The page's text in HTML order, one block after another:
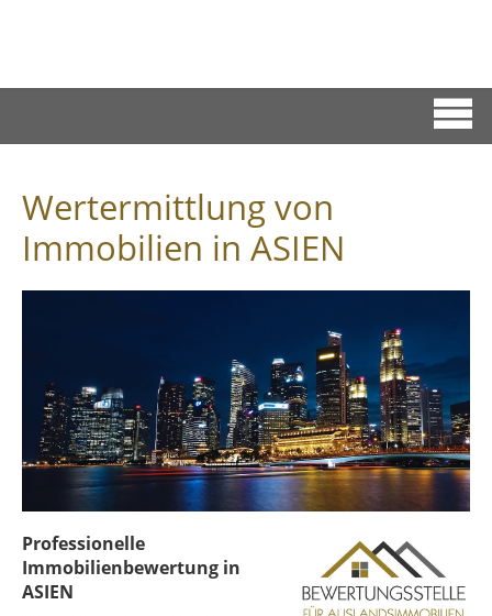
Wertermittlung von
Immobilien in ASIEN
Professionelle
Immobilienbewertung in
ASIEN